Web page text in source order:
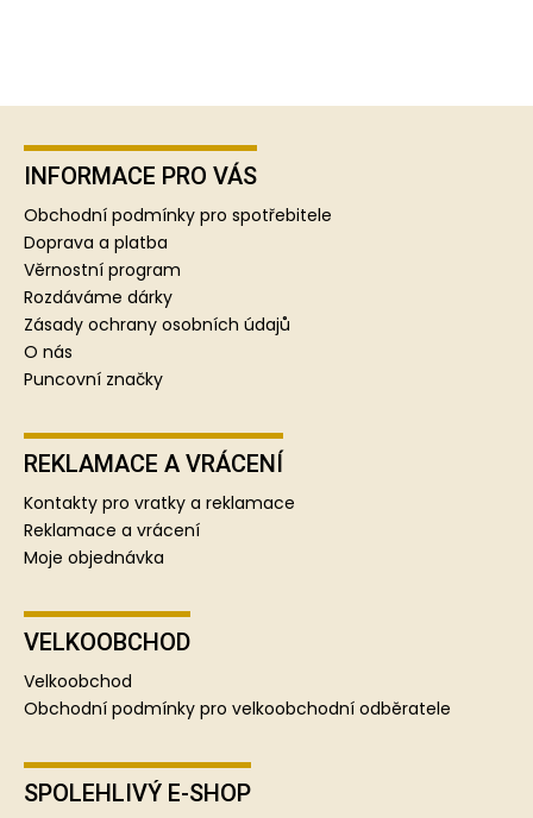
Z
INFORMACE PRO VÁS
Obchodní podmínky pro spotřebitele
Doprava a platba
Věrnostní program
Rozdáváme dárky
Zásady ochrany osobních údajů
O nás
Puncovní značky
REKLAMACE A VRÁCENÍ
Kontakty pro vratky a reklamace
Reklamace a vrácení
Moje objednávka
VELKOOBCHOD
Velkoobchod
Obchodní podmínky pro velkoobchodní odběratele
SPOLEHLIVÝ E-SHOP